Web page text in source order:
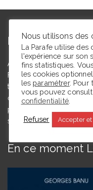
L’autrice
Agrégée de lettres
Floriane Toussaint est
théâtrales à l’Université
comité du Syndicat de la
pour but de partager des
spectatrice.
En ce moment
Nous utilisons des
La Parafe utilise
l'expérience sur son
fins statistiques.
les cookies
les paramétrer. Pour
vous pouvez
confidentialité.
Refuser Accepter